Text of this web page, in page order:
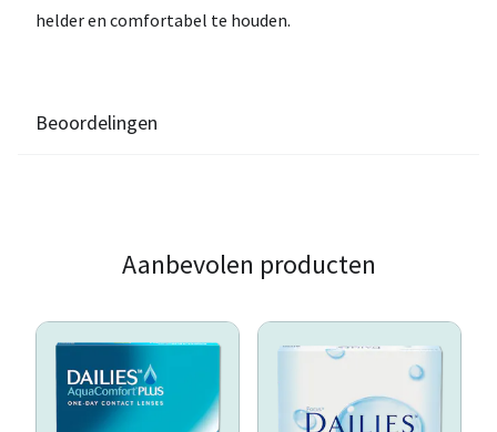
helder en comfortabel te houden.
Beoordelingen
Aanbevolen producten